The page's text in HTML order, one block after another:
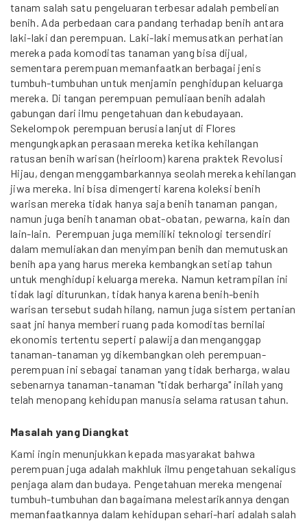
tanam salah satu pengeluaran terbesar adalah pembelian
benih. Ada perbedaan cara pandang terhadap benih antara
laki-laki dan perempuan. Laki-laki memusatkan perhatian
mereka pada komoditas tanaman yang bisa dijual,
sementara perempuan memanfaatkan berbagai jenis
tumbuh-tumbuhan untuk menjamin penghidupan keluarga
mereka. Di tangan perempuan pemuliaan benih adalah
gabungan dari ilmu pengetahuan dan kebudayaan.
Sekelompok perempuan berusia lanjut di Flores
mengungkapkan perasaan mereka ketika kehilangan
ratusan benih warisan (heirloom) karena praktek Revolusi
Hijau, dengan menggambarkannya seolah mereka kehilangan
jiwa mereka. Ini bisa dimengerti karena koleksi benih
warisan mereka tidak hanya saja benih tanaman pangan,
namun juga benih tanaman obat-obatan, pewarna, kain dan
lain-lain. Perempuan juga memiliki teknologi tersendiri
dalam memuliakan dan menyimpan benih dan memutuskan
benih apa yang harus mereka kembangkan setiap tahun
untuk menghidupi keluarga mereka. Namun ketrampilan ini
tidak lagi diturunkan, tidak hanya karena benih-benih
warisan tersebut sudah hilang, namun juga sistem pertanian
saat jni hanya memberi ruang pada komoditas bernilai
ekonomis tertentu seperti palawija dan menganggap
tanaman-tanaman yg dikembangkan oleh perempuan-
perempuan ini sebagai tanaman yang tidak berharga, walau
sebenarnya tanaman-tanaman "tidak berharga" inilah yang
telah menopang kehidupan manusia selama ratusan tahun.
Masalah yang Diangkat
Kami ingin menunjukkan kepada masyarakat bahwa
perempuan juga adalah makhluk ilmu pengetahuan sekaligus
penjaga alam dan budaya. Pengetahuan mereka mengenai
tumbuh-tumbuhan dan bagaimana melestarikannya dengan
memanfaatkannya dalam kehidupan sehari-hari adalah salah